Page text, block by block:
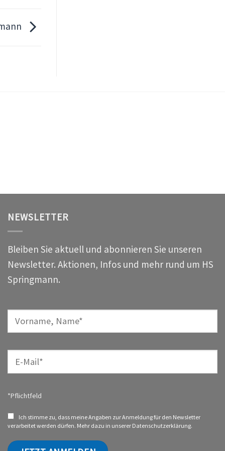
NEWSLETTER
Bleiben Sie aktuell und abonnieren Sie unseren
Newsletter. Aktionen, Infos und mehr rund um HS
Springmann.
*Pflichtfeld
Ich stimme zu, dass meine Angaben zur Anmeldung für den Newsletter
verarbeitet werden dürfen. Mehr dazu in unserer Datenschutzerklärung.